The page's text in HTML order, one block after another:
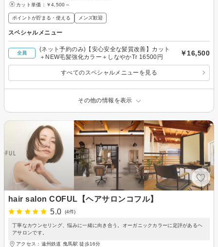
カット単価： ￥4,500～
ポイントが貯まる・使える メンズ歓迎
スペシャルメニュー
全員
(ネット予約のみ)【安心安全な髪質改善】カット
＋NEW毛髪強化カラー＋しなやかTr 16500円
￥16,500
すべてのスペシャルメニューを見る
その他の情報を表示
hair salon COFUL【ヘアサロンコフル】
5.0
(4件)
丁寧なカウンセリング、悩みに一緒に向き合う。オーガニックカラーに定評があるヘ
アサロンです。
アクセス：遠州鉄道 曳馬駅 徒歩16分